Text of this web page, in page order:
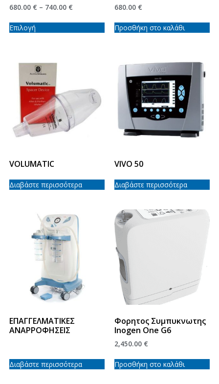
680.00 € – 740.00 €
Επιλογή
680.00 €
Προσθήκη στο καλάθι
VOLUMATIC
Διαβάστε περισσότερα
VIVO 50
Διαβάστε περισσότερα
ΕΠΑΓΓΕΛΜΑΤΙΚΕΣ
ΑΝΑΡΡΟΦΗΣΕΙΣ
Διαβάστε περισσότερα
Φορητος Συμπυκνωτης
Inogen One G6
2,450.00 €
Προσθήκη στο καλάθι